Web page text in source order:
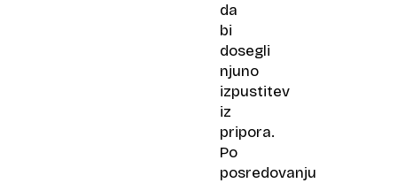
da
bi
dosegli
njuno
izpustitev
iz
pripora.
Po
posredovanju